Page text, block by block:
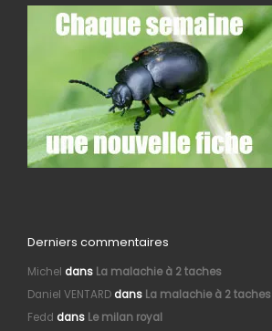
Derniers commentaires
Michel dans La malachie à 2 taches
Daniel VENTARDdans La malachie à 2 taches
Fedd dans Le milan royal